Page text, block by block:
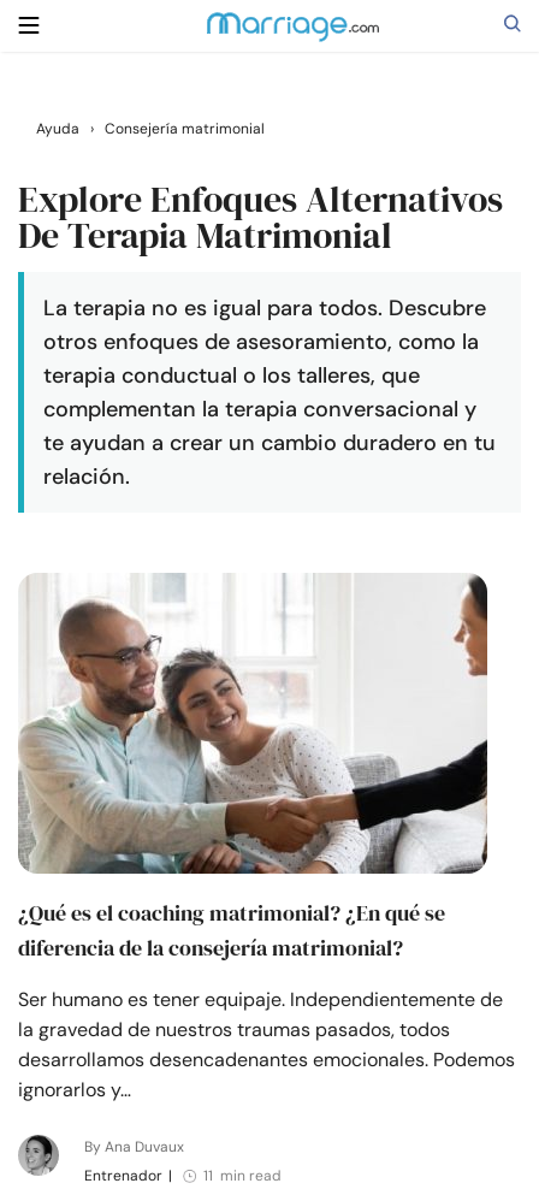
Buscar
Casarse
Familia
Ayuda
Recursos
Comunidad
Encuentra un terapeuta
Idioma ES
Sobre nosotros Contáctanos Escríbenos
Publicidad con
nosotros
© Copyright 2026. Todos los derechos reservados.
Ayuda › Consejería matrimonial
Explore Enfoques Alternativos
De Terapia Matrimonial
La terapia no es igual para todos. Descubre
otros enfoques de asesoramiento, como la
terapia conductual o los talleres, que
complementan la terapia conversacional y
te ayudan a crear un cambio duradero en tu
relación.
¿Qué es el coaching matrimonial? ¿En qué se
diferencia de la consejería matrimonial?
Ser humano es tener equipaje. Independientemente de
la gravedad de nuestros traumas pasados, todos
desarrollamos desencadenantes emocionales. Podemos
ignorarlos y…
By Ana Duvaux
Entrenador | 11 min read